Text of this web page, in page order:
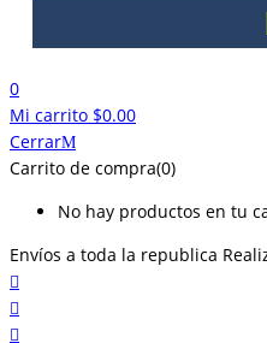
0
Mi carrito $0.00
Cerrar
Carrito de compra(0)
No hay productos en tu
Envíos a toda la republica